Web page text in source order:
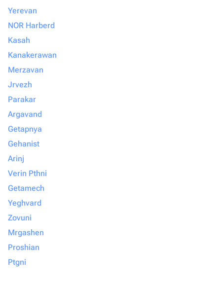
Yerevan
NOR Harberd
Kasah
Kanakerawan
Merzavan
Jrvezh
Parakar
Argavand
Getapnya
Gehanist
Arinj
Verin Pthni
Getamech
Yeghvard
Zovuni
Mrgashen
Proshian
Ptgni